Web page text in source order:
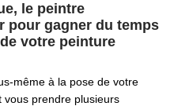
le peintre
pour gagner du temps
votre peinture
même à la pose de votre
vous prendre plusieurs